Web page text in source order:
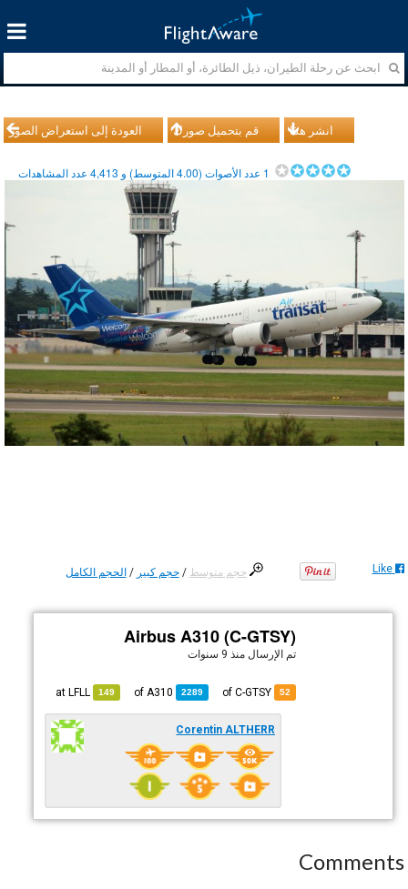
العودة إلى استعراض الصور قم بتحميل صورك انشر هذا
1 عدد الأصوات (4.00المتوسط) و 4,413عدد المشاهدات
حجم متوسط /حجم كبير /الحجم الكامل Like
Airbus A310 (C-GTSY)
تم الإرسال منذ 9 سنوات
52
2289
A310
149
LFLL
Corentin ALTHERR
Comments